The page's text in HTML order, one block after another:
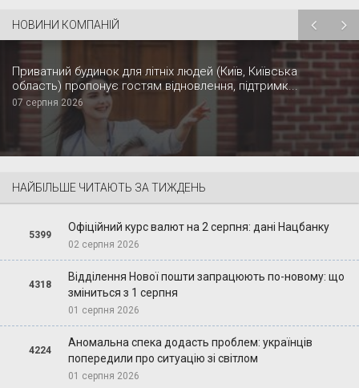
НОВИНИ КОМПАНІЙ
Приватний будинок для літніх людей (Київ, Київська
область) пропонує гостям відновлення, підтримк...
07 серпня 2026
НАЙБІЛЬШЕ ЧИТАЮТЬ ЗА ТИЖДЕНЬ
5399
Офіційний курс валют на 2 серпня: дані Нацбанку
02 серпня 2026
4318
Відділення Нової пошти запрацюють по-новому: що
зміниться з 1 серпня
01 серпня 2026
4224
Аномальна спека додасть проблем: українців
попередили про ситуацію зі світлом
01 серпня 2026